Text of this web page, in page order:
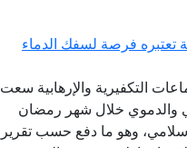
تعتبره فرصة لسفك الدماء
التكفيرية والإرهابية سعت
نشاطها الإرهابي والدموي خلال شهر رمضان
وهو ما دفع حسب تقرير